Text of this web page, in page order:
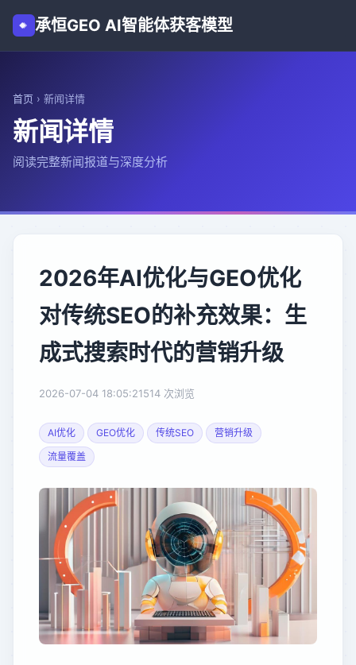
承恒GEO AI智能体获客模型
首页 › 新闻详情
新闻详情
阅读完整新闻报道与深度分析
2026年AI优化与GEO优化
对传统SEO的补充效果：生
成式搜索时代的营销升级
2026-07-04 18:05:21514 次浏览
AI优化 GEO优化 传统SEO
营销升级
流量覆盖